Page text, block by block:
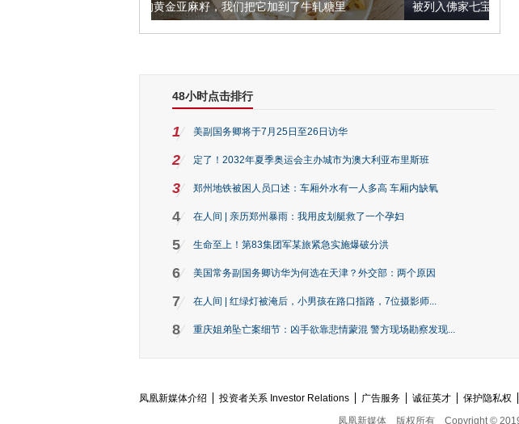
身体更健康的黄金亚麻籽，我们把它加到了牛轧糖里 被列入佛家七宝的它到底有多美？
48小时点击排行
1 美副国务卿将于7月25日至26日访华
2 定了！2032年夏季奥运会主办城市为澳大利亚布里斯班
3 郑州地铁被困人员口述：车厢外水有一人多高 车厢内缺氧
4 在人间 | 亲历郑州暴雨：我用皮划艇救了一个孕妇
5 生命至上！第83集团军某旅紧急实施爆破分洪
6 美国常务副国务卿访华为何选在天津？外交部：两个原因
7 在人间 | 红绿灯被淹后，小男孩在路口指路，7位摄影师...
8 重庆姐弟坠亡案细节：凶手欲靠悲情蒙混 警方现场勘察发现...
凤凰新媒体介绍 投资者关系 Investor Relations 广告服务 诚征英才 保护隐私权
凤凰新媒体
版权所有 Copyright ©